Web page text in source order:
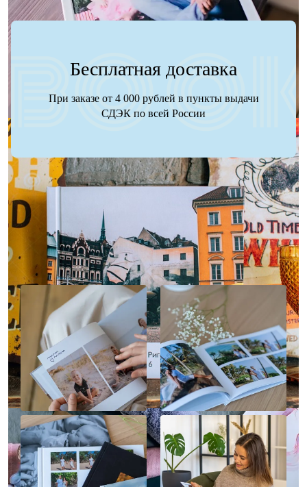
Бесплатная доставка
При заказе от 4 000 рублей в пункты выдачи
СДЭК по всей России
Наше портфолио